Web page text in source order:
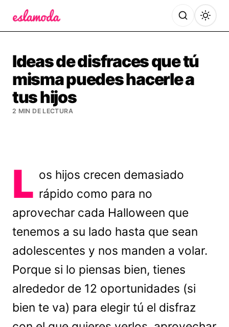
Ideas de disfraces que tú
misma puedes hacerle a
tus hijos
2 MIN DE LECTURA
L os hijos crecen demasiado
rápido como para no
aprovechar cada Halloween que
tenemos a su lado hasta que sean
adolescentes y nos manden a volar.
Porque si lo piensas bien, tienes
alrededor de 12 oportunidades (si
bien te va) para elegir tú el disfraz